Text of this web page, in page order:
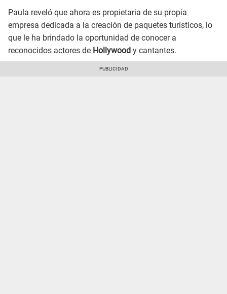
Paula reveló que ahora es propietaria de su propia
empresa dedicada a la creación de paquetes turísticos, lo
que le ha brindado la oportunidad de conocer a
reconocidos actores de Hollywood y cantantes.